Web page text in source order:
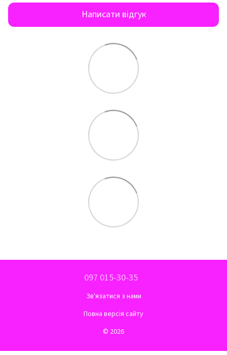
Написати відгук
097 015-30-35
Зв'язатися з нами
Повна версія сайту
© 2026